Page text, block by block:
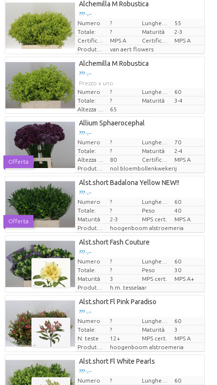
Alchemilla M Robustica
??? -,--
Prezzo x uno
Numero ?
55
Totale:
? Maturità
2-3
Certificato MPS.
MPS A
MPS A
Produttore
van aert flowers
Alchemilla M Robustica
??? -,--
Prezzo x uno
Numero
?
60
Totale:
? Maturità
3-4
65
Offerta
Allium Sphaerocephal
??? -,--
Prezzo x uno
Numero ?
70
Totale:
? Maturità
2-4
80
MPS A
Produttore
nol bloembollenkwekerij
Offerta
Alst.short Badalona Yellow NEW!!
??? -,--
Prezzo x uno
Numero ?
60
Totale:
? Peso
40
Maturità
2-3 MPS cert.
MPS A
Produttore
hoogenboom alstroemeria
Alst.short Fash Couture
??? -,--
Prezzo x uno
Numero ?
60
Totale:
? Peso
30
Maturità
3 MPS cert.
MPS A+
Produttore
h.m. tesselaar
Alst.short Fl Pink Paradiso
??? -,--
Prezzo x uno
Numero ?
60
Totale:
? Maturità
3
N. teste
12+ MPS cert.
MPS A
Produttore
hoogenboom alstroemeria
Alst.short Fl White Pearls
??? -,--
Prezzo x uno
Numero ?
60